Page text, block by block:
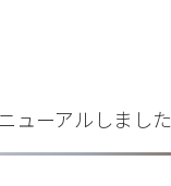
ューアルしました